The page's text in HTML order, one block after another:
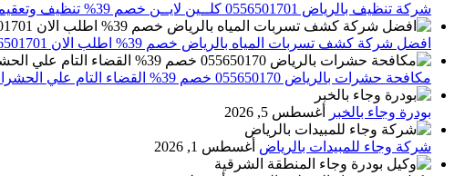
شركة تنظيف بالرياض 0556501701 كلــين لايــن خصم 39% تنظيف وتعقيم المنازل باحدث الاجهزة
افضل شركة كشف تسربات المياه بالرياض خصم 39% اطلب الان 0556501701‬‏ – تقارير معتمدة
مكافحة حشرات بالرياض 055650170 خصم 39% القضاء التام علي الحشرات والقوارض
بودرة وجاء بالخبر أغسطس 5, 2026
شركة وجاء للمبيدات بالرياض أغسطس 1, 2026